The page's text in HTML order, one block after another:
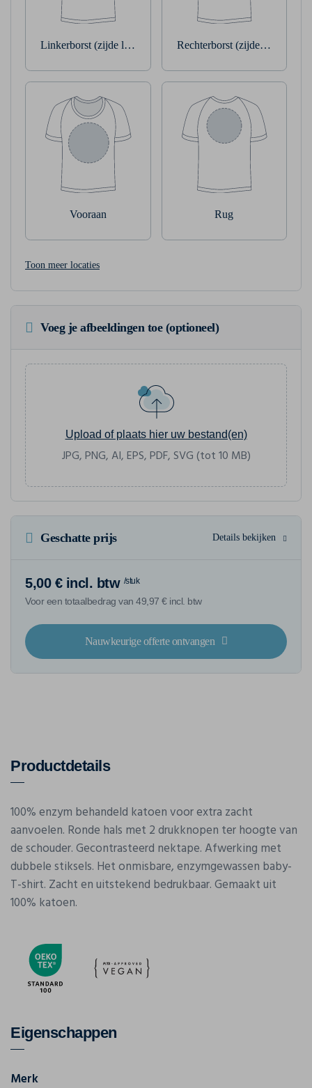
Linkerborst (zijde linkerarm) Rechterborst (zijde
Vooraan Rug
Toon meer locaties
Voeg je afbeeldingen toe (optioneel)
Upload of plaats hier uw bestand(en)
JPG, PNG, AI, EPS, PDF, SVG (tot 10 MB)
Geschatte prijs Details bekijken
5,00 € incl. btw /stuk
Voor een totaalbedrag van 49,97 € incl. btw
Nauwkeurige offerte ontvangen
Productdetails
100% enzym behandeld katoen voor extra zacht
aanvoelen. Ronde hals met 2 drukknopen ter hoogte van
de schouder. Gecontrasteerd nektape. Afwerking met
dubbele stiksels. Het onmisbare, enzymgewassen baby-
T-shirt. Zacht en uitstekend bedrukbaar. Gemaakt uit
100% katoen.
Eigenschappen
Merk